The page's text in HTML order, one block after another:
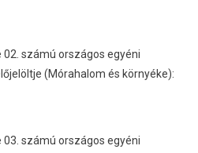
számú országos egyéni
(Mórahalom és környéke):
számú országos egyéni